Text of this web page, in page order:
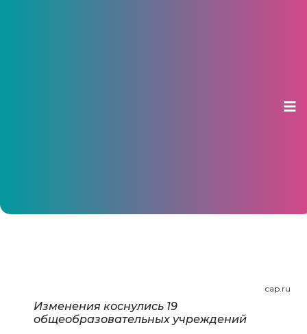
cap.ru
Изменения коснулись 19
общеобразовательных учреждений